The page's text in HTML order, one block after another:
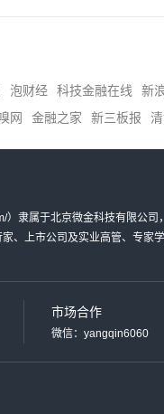
泡财经 科技金融在线 新
网 金融之家 新三板报
）隶属于北京微金科技有限公
、上市公司及实业高管、专家
市场合作
微信：yangqin6060